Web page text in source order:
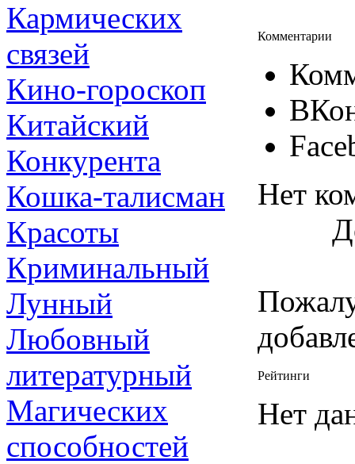
Кармических
связей
Кино-гороскоп
Китайский
Конкурента
Кошка-талисман
Красоты
Криминальный
Лунный
Любовный
литературный
Магических
способностей
Комментарии
Нет
Рейтинги
Нет